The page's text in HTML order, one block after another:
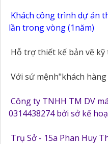
Khách công trình dự án
lần trong vòng (1năm)
Hỗ trợ thiết kế bản vẽ
Với sứ mệnh"khách
Công ty TNHH TM DV
0314438274 bởi sở kế
Trụ Sở - 15a Phan Huy